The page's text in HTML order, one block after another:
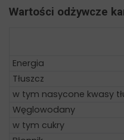
Wartości odżywcze
Energia
Tłuszcz
w tym nasycone kwasy
Węglowodany
w tym cukry